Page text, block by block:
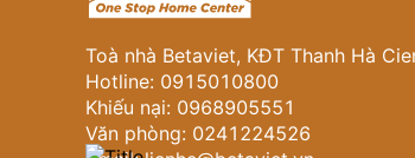
Toà nhà Betaviet, KĐT Thanh Hà
Hotline: 0915010800
Khiếu nại: 0968905551
Văn phòng: 0241224526